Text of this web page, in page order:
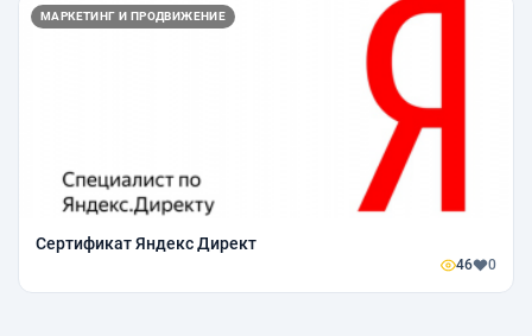
МАРКЕТИНГ И ПРОДВИЖЕНИЕ
Сертификат Яндекс Директ
46 0